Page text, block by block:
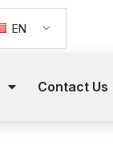
EN
Contact Us